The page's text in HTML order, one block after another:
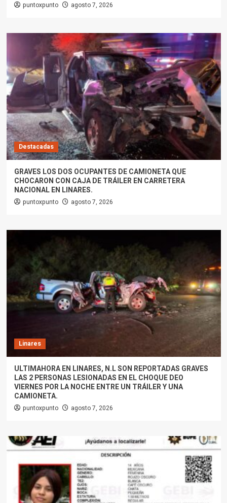
puntoxpunto agosto 7, 2026
Destacadas
GRAVES LOS DOS OCUPANTES DE CAMIONETA QUE
CHOCARON CON CAJA DE TRÁILER EN CARRETERA
NACIONAL EN LINARES.
puntoxpunto agosto 7, 2026
Linares
ULTIMAHORA EN LINARES, N.L SON REPORTADAS GRAVES
LAS 2 PERSONAS LESIONADAS EN EL CHOQUE DEO
VIERNES POR LA NOCHE ENTRE UN TRÁILER Y UNA
CAMIONETA.
puntoxpunto agosto 7, 2026